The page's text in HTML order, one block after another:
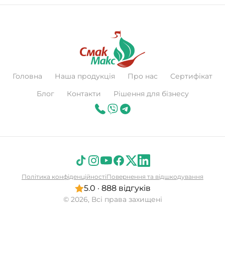
Головна Наша продукція Про нас
Сертифікат
Блог
Контакти Рішення для бізнесу
© 2026, Всі права захищені
5.0 · 888 відгуків
Політика конфіденційностіПовернення та відшкодування